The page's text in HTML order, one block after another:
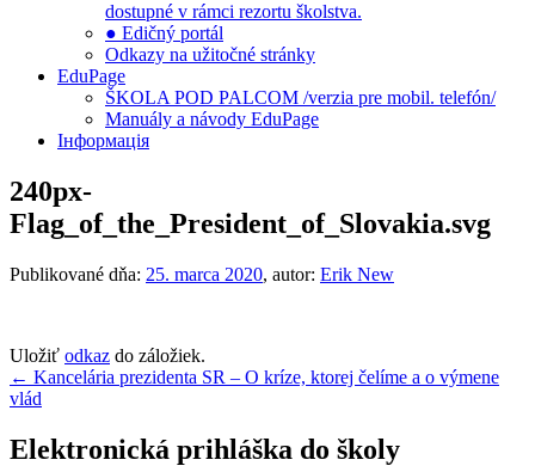
dostupné v rámci rezortu školstva.
● Edičný portál
Odkazy na užitočné stránky
EduPage
ŠKOLA POD PALCOM /verzia pre mobil. telefón/
Manuály a návody EduPage
Інформація
240px-
Flag_of_the_President_of_Slovakia.svg
Publikované dňa: 25. marca 2020, autor: Erik New
Uložiť odkaz do záložiek.
Navigácia
v
článku
← Kancelária prezidenta SR – O kríze, ktorej čelíme a o výmene
vlád
Elektronická prihláška do školy